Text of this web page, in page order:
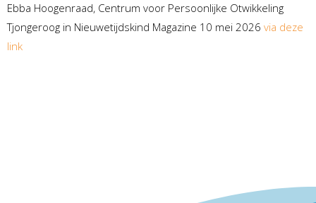
Ebba Hoogenraad, Centrum voor Persoonlijke Otwikkeling
Tjongeroog in Nieuwetijdskind Magazine 10 mei 2026 via deze
link